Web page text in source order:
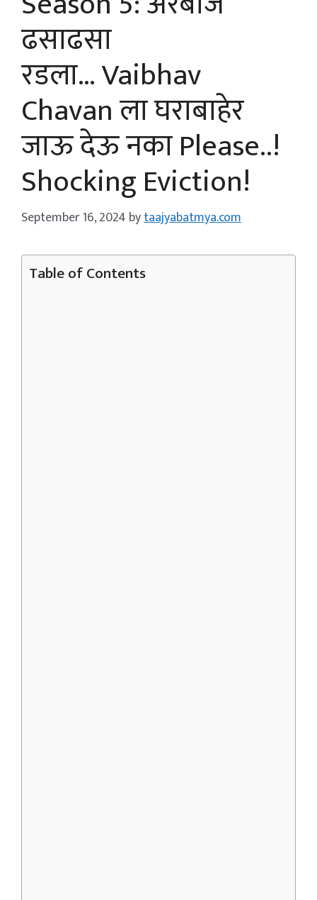
ढसाढसा
रडला… Vaibhav
Chavan ला घराबाहेर
जाऊ देऊ नका Please..!
Shocking Eviction!
September 16, 2024 bytaajyabatmya.com
Table of Contents